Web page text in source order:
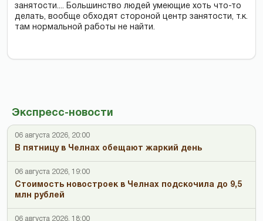
Экспресс-новости
06 августа 2026, 20:00
В пятницу в Челнах обещают жаркий день
06 августа 2026, 19:00
Стоимость новостроек в Челнах подскочила до 9,5
млн рублей
06 августа 2026, 18:00
занятости.... Большинство людей умеющие хоть что-то
делать, вообще обходят стороной центр занятости, т.к.
там нормальной работы не найти.